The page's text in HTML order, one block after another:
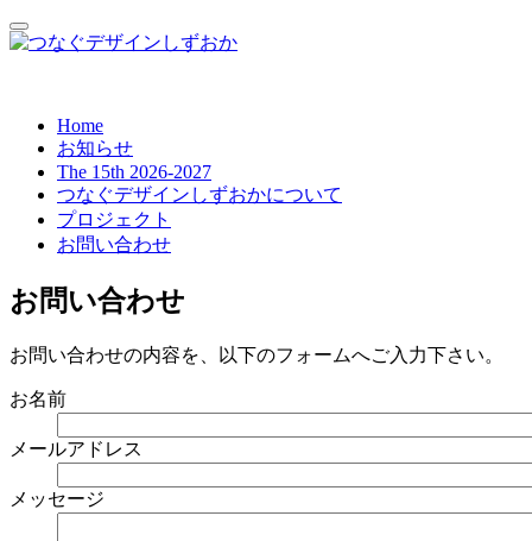
Home
お知らせ
The 15th 2026-2027
つなぐデザインしずおかについて
プロジェクト
お問い合わせ
お問い合わせ
お問い合わせの内容を、以下のフォームへご入力下さい。
お名前
メールアドレス
メッセージ